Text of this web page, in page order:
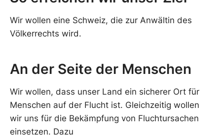
Wir wollen eine Schweiz, die zur Anwältin des
Völkerrechts wird.
An der Seite der Menschen
Wir wollen, dass unser Land ein sicherer Ort für
Menschen auf der Flucht ist. Gleichzeitig wollen
wir uns für die Bekämpfung von Fluchtursachen
einsetzen. Dazu